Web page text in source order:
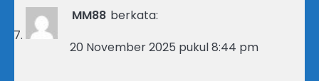
MM88 berkata:
20 November 2025 pukul 8:44 pm